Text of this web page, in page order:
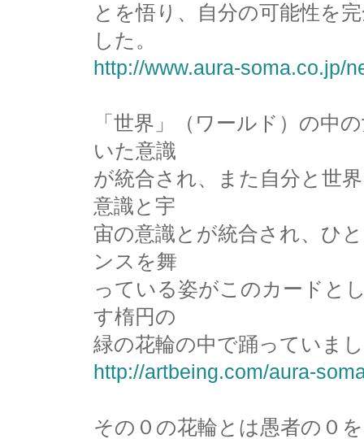
とを悟り、自分の可能性を
した。
http://www.aura-soma.co.jp/
「世界」（ワールド）の中
いた意識
が統合され、また自分と世
意識と宇
宙の意識とが統合され、ひ
ンスを舞
っている姿がこのカードと
す楕円の
緑の花輪の中で踊っていま
http://artbeing.com/aura-
その０の花輪とは愚者の０